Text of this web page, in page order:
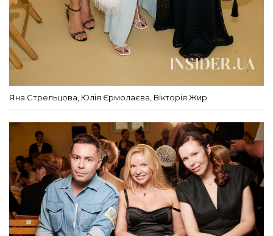
Яна Стрельцова, Юлія Єрмолаєва, Вікторія Жир